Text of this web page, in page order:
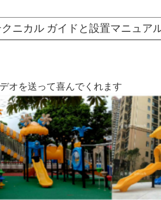
ニカル ガイドと設置マニュア
オを送って喜んでくれます